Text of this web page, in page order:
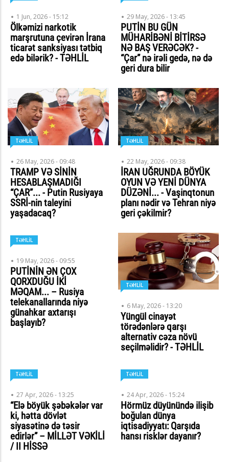
1 Jun, 2026 - 15:12
Ölkəmizi narkotik
marşrutuna çevirən İrana
ticarət sanksiyası tətbiq
edə bilərik? - TƏHLİL
29 May, 2026 - 13:45
PUTİN BU GÜN
MÜHARİBƏNİ BİTİRSƏ
NƏ BAŞ VERƏCƏK? -
“Çar” nə irəli gedə, nə də
geri dura bilir
TƏHLİL
26 May, 2026 - 09:48
TRAMP VƏ SİNİN
HESABLAŞMADIĞI
“ÇAR”... - Putin Rusiyaya
SSRİ-nin taleyini
yaşadacaq?
TƏHLİL
22 May, 2026 - 09:38
İRAN UĞRUNDA BÖYÜK
OYUN VƏ YENİ DÜNYA
DÜZƏNİ... - Vaşinqtonun
planı nədir və Tehran niyə
geri çəkilmir?
TƏHLİL
19 May, 2026 - 09:55
PUTİNİN ƏN ÇOX
QORXDUĞU İKİ
MƏQAM... – Rusiya
telekanallarında niyə
günahkar axtarışı
başlayıb?
TƏHLİL
6 May, 2026 - 13:20
Yüngül cinayət
törədənlərə qarşı
alternativ cəza növü
seçilməlidir? - TƏHLİL
TƏHLİL
27 Apr, 2026 - 13:25
“Elə böyük şəbəkələr var
ki, hətta dövlət
siyasətinə də təsir
edirlər” – MİLLƏT VƏKİLİ
/ II HİSSƏ
TƏHLİL
24 Apr, 2026 - 15:24
Hörmüz düyünündə ilişib
boğulan dünya
iqtisadiyyatı: Qarşıda
hansı risklər dayanır?